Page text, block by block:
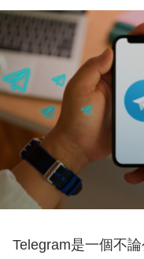
Telegram是一個不